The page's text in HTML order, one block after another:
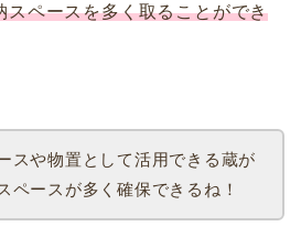
スペースを多く取ることができ
スや物置として活用できる蔵が
ペースが多く確保できるね！